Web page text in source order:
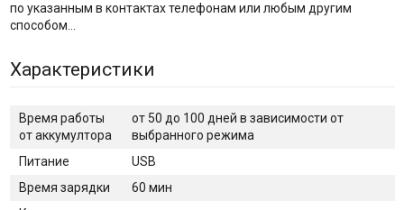
по указанным в контактах телефонам или любым другим
способом…
Характеристики
Время работы
от аккумултора
от 50 до 100 дней в зависимости от
выбранного режима
Питание
USB
Время зарядки
60 мин